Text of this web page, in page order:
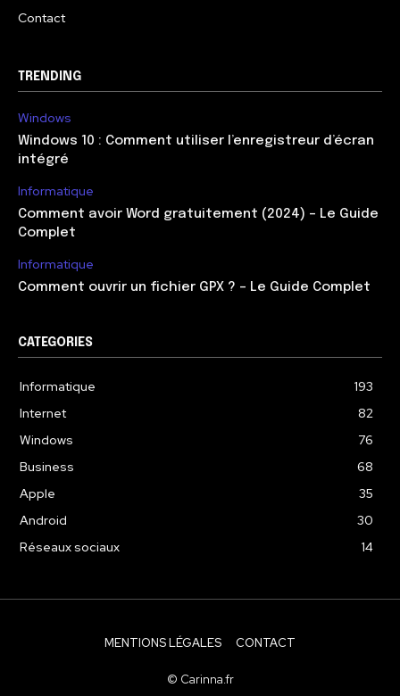
Contact
TRENDING
Windows
Windows 10 : Comment utiliser l’enregistreur d’écran
intégré
Informatique
Comment avoir Word gratuitement (2024) – Le Guide
Complet
Informatique
Comment ouvrir un fichier GPX ? – Le Guide Complet
CATEGORIES
Informatique
193
Internet
82
Windows
76
Business
68
Apple
35
Android
30
Réseaux sociaux
14
MENTIONS LÉGALES CONTACT
© Carinna.fr